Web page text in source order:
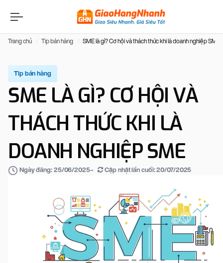
Trang chủ Tip bán hàng SME là gì? Cơ hội và thách thức khi là doanh nghiệp SME
Tip bán hàng
SME LÀ GÌ? CƠ HỘI VÀ
THÁCH THỨC KHI LÀ
DOANH NGHIỆP SME
Ngày đăng: 25/06/2025– Cập nhật lần cuối:20/07/2025